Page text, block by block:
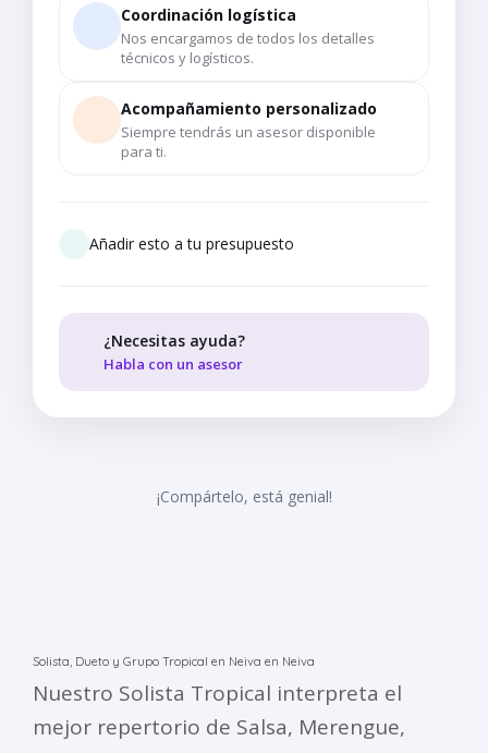
Coordinación logística
Nos encargamos de todos los detalles
técnicos y logísticos.
Acompañamiento personalizado
Siempre tendrás un asesor disponible
para ti.
Añadir esto a tu presupuesto
¿Necesitas ayuda?
Habla con un asesor
¡Compártelo, está genial!
Solista, Dueto y Grupo Tropical en Neiva en Neiva
Nuestro Solista Tropical interpreta el
mejor repertorio de Salsa, Merengue,